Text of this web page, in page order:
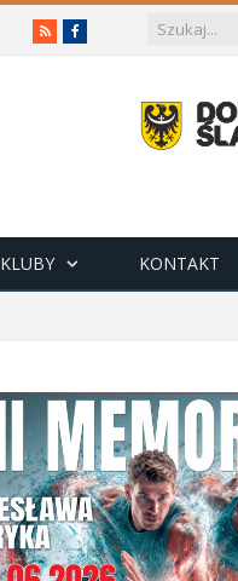
RSSFacebook
KLUBY KONTAKT